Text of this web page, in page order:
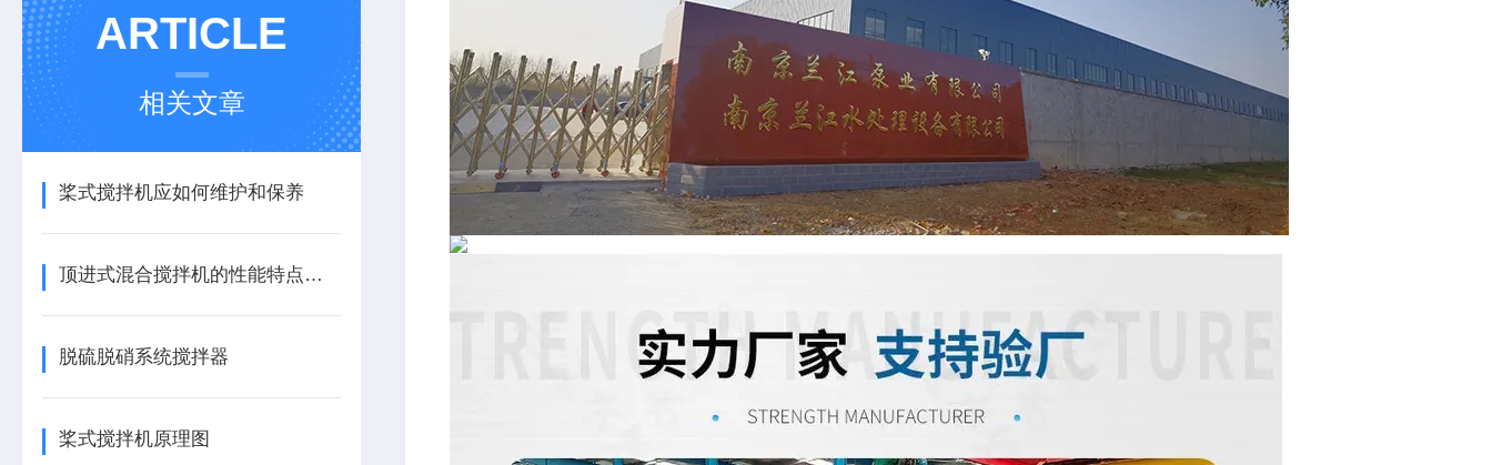
ARTICLE
相关文章
桨式搅拌机应如何维护和保养
顶进式混合搅拌机的性能特点，一看便知
脱硫脱硝系统搅拌器
桨式搅拌机原理图